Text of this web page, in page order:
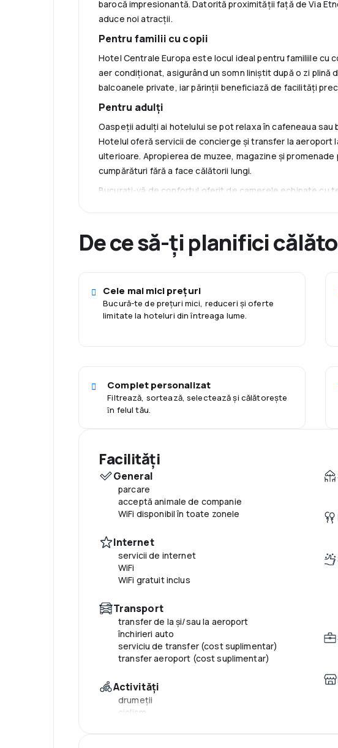
barocă impresionantă. Datorită proximității față de Via
aduce noi atracții.
Pentru familii cu copii
Hotel Centrale Europa este locul ideal pentru familiile cu
aer condiționat, asigurând un somn liniștit după o zi plină
balcoanele private, iar părinții beneficiază de facilități
Pentru adulți
Oaspeții adulți ai hotelului se pot relaxa în cafeneaua
Hotelul oferă servicii de concierge și transfer la
ulterioare. Apropierea de muzee, magazine și
cumpărături fără a face călătorii lungi.
Bucurați-vă de confortul oferit de camerele echipate cu
De ce să-ți planifici
Cele mai mici prețuri
Bucură-te de prețuri mici, reduceri și oferte
limitate la hoteluri din întreaga lume.
Complet personalizat
Filtrează, sortează, selectează și călătoreşte
ȋn felul tău.
Facilități
General
parcare
acceptă animale de companie
WiFi disponibil în toate zonele
Internet
servicii de internet
WiFi
WiFi gratuit inclus
Transport
transfer de la și/sau la aeroport
închirieri auto
serviciu de transfer (cost suplimentar)
transfer aeroport (cost suplimentar)
Activităţi
drumeţii
ciclism